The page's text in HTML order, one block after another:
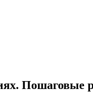
Пошаговые